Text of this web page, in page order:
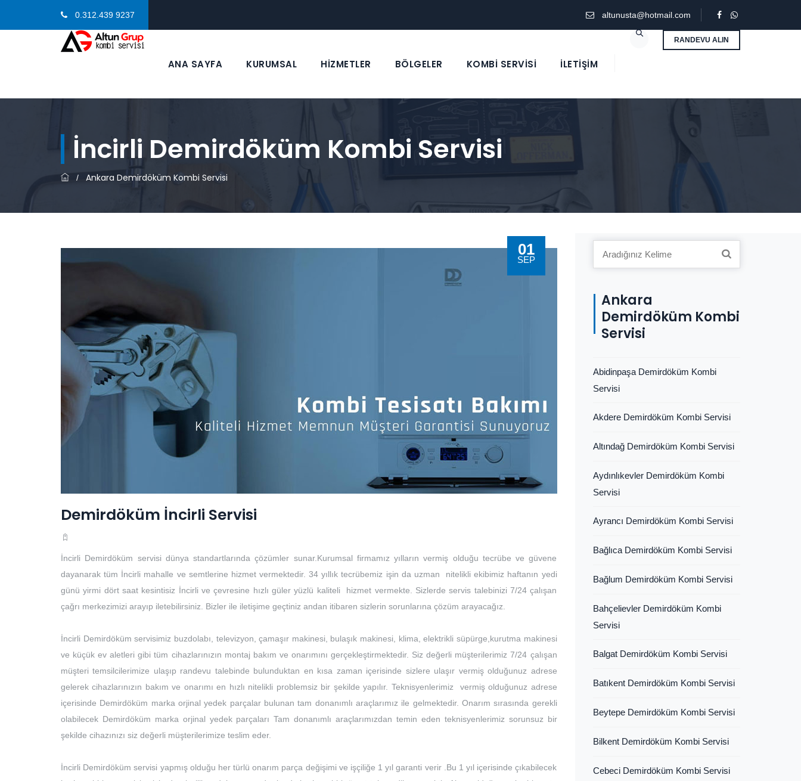
0.312.439 9237 altunusta@hotmail.com
RANDEVU ALIN
ANA SAYFA KURUMSAL HİZMETLER BÖLGELER KOMBİ SERVİSİ İLETIŞIM
İncirli Demirdöküm Kombi Servisi
/ Ankara Demirdöküm Kombi Servisi
01
SEP
Demirdöküm İncirli Servisi
İncirli Demirdöküm servisi dünya standartlarında çözümler sunar.Kurumsal firmamız yılların vermiş olduğu tecrübe ve güvene
dayanarak tüm İncirli mahalle ve semtlerine hizmet vermektedir. 34 yıllık tecrübemiz işin da uzman nitelikli ekibimiz haftanın yedi
günü yirmi dört saat kesintisiz İncirli ve çevresine hızlı güler yüzlü kaliteli hizmet vermekte. Sizlerde servis talebinizi 7/24 çalışan
çağrı merkezimizi arayıp iletebilirsiniz. Bizler ile iletişime geçtiniz andan itibaren sizlerin sorunlarına çözüm arayacağız.
İncirli Demirdöküm servisimiz buzdolabı, televizyon, çamaşır makinesi, bulaşık makinesi, klima, elektrikli süpürge,kurutma makinesi
ve küçük ev aletleri gibi tüm cihazlarınızın montaj bakım ve onarımını gerçekleştirmektedir. Siz değerli müşterilerimiz 7/24 çalışan
müşteri temsilcilerimize ulaşıp randevu talebinde bulunduktan en kısa zaman içerisinde sizlere ulaşır vermiş olduğunuz adrese
gelerek cihazlarınızın bakım ve onarımı en hızlı nitelikli problemsiz bir şekilde yapılır. Teknisyenlerimiz vermiş olduğunuz adrese
içerisinde Demirdöküm marka orjinal yedek parçalar bulunan tam donanımlı araçlarımız ile gelmektedir. Onarım sırasında gerekli
olabilecek Demirdöküm marka orjinal yedek parçaları Tam donanımlı araçlarımızdan temin eden teknisyenlerimiz sorunsuz bir
şekilde cihazınızı siz değerli müşterilerimize teslim eder.
İncirli Demirdöküm servisi yapmış olduğu her türlü onarım parça değişimi ve işçiliğe 1 yıl garanti verir .Bu 1 yıl içerisinde çıkabilecek
Ankara
Demirdöküm Kombi
Servisi
Abidinpaşa Demirdöküm Kombi
Servisi
Akdere Demirdöküm Kombi Servisi
Altındağ Demirdöküm Kombi Servisi
Aydınlıkevler Demirdöküm Kombi
Servisi
Ayrancı Demirdöküm Kombi Servisi
Bağlıca Demirdöküm Kombi Servisi
Bağlum Demirdöküm Kombi Servisi
Bahçelievler Demirdöküm Kombi
Servisi
Balgat Demirdöküm Kombi Servisi
Batıkent Demirdöküm Kombi Servisi
Beytepe Demirdöküm Kombi Servisi
Bilkent Demirdöküm Kombi Servisi
Cebeci Demirdöküm Kombi Servisi